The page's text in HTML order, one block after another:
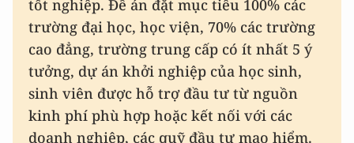
tốt nghiệp. Đề án đặt mục tiêu 100% các
trường đại học, học viện, 70% các trường
cao đẳng, trường trung cấp có ít nhất 5 ý
tưởng, dự án khởi nghiệp của học sinh,
sinh viên được hỗ trợ đầu tư từ nguồn
kinh phí phù hợp hoặc kết nối với các
doanh nghiệp, các quỹ đầu tư mạo hiểm.